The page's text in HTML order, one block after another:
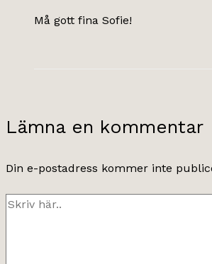
Må gott fina Sofie!
Lämna en kommentar
Din e-postadress kommer inte
Skriv